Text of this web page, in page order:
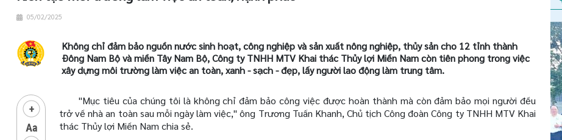
05/02/2025
Không chỉ đảm bảo nguồn nước sinh hoạt, công nghiệp và sản xuất nông nghiệp, thủy sản cho 12 tỉnh thành
Đông Nam Bộ và miền Tây Nam Bộ, Công ty TNHH MTV Khai thác Thủy lợi Miền Nam còn tiên phong trong việc
xây dựng môi trường làm việc an toàn, xanh - sạch - đẹp, lấy người lao động làm trung tâm.
"Mục tiêu của chúng tôi là không chỉ đảm bảo công việc được hoàn thành mà còn đảm bảo mọi người đều
trở về nhà an toàn sau mỗi ngày làm việc," ông Trương Tuấn Khanh, Chủ tịch Công đoàn Công ty TNHH MTV Khai
thác Thủy lợi Miền Nam chia sẻ.